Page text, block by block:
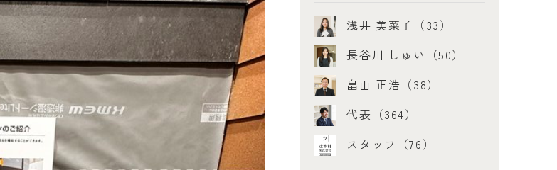
浅井 美菜子（33）
長谷川 しゅい（50）
畠山 正浩（38）
代表（364）
スタッフ（76）